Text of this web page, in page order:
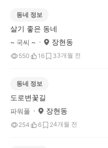
동네 정보
살기 좋은 동네
~ 국씨 ~ 장현동
550 16 33개월 전
동네 정보
도로변꽃길
파워풀 장현동
254 6 24개월 전